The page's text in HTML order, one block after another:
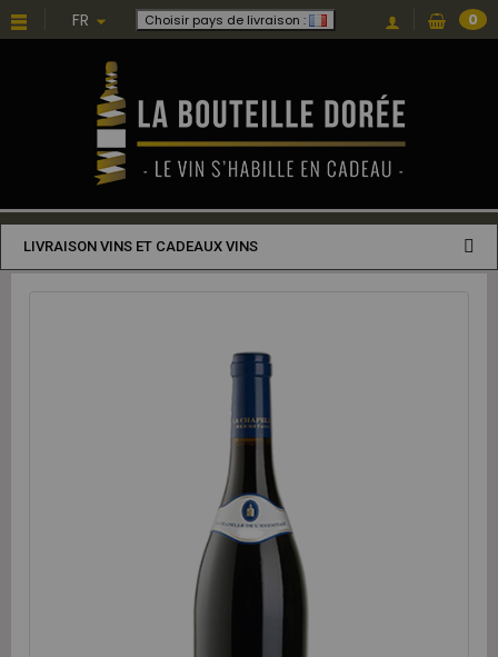
FR Choisir pays de livraison : 0
LIVRAISON VINS ET CADEAUX VINS